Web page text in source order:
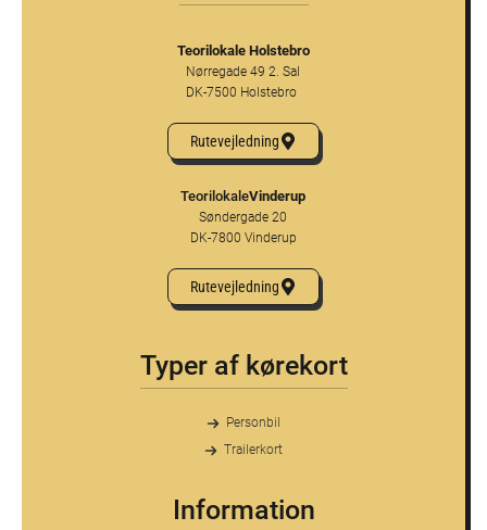
Teorilokale Holstebro
Nørregade 49 2. Sal
DK-7500 Holstebro
Rutevejledning
TeorilokaleVinderup
Søndergade 20
DK-7800 Vinderup
Rutevejledning
Typer af kørekort
Personbil
Trailerkort
Information